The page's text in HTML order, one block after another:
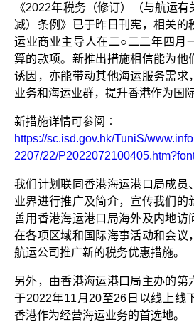
《2022年税务（修订）（与航运
减）条例》已于昨日刊宪，相关的
运业商业主导人在二○二二年四月
算的款项。新推出措施相信能为他
诱因，亦能带动其他海运服务需求
业务和海运业群，提升香港作为国
新措施详情可参阅︰
https://sc.isd.gov.hk/TuniS/
2207/22/
我们计划联同香港海运港口局成员
业界进行推广及简介，宣传我们的
善用香港海运港口局海外及内地访
在各项区域和国际海事活动和会议
航运公司推广新的税务优惠措施。
另外，由香港海运港口局主办的第
于2022年11月20至26日以线上线
香港作为经营海运业务的首选地。